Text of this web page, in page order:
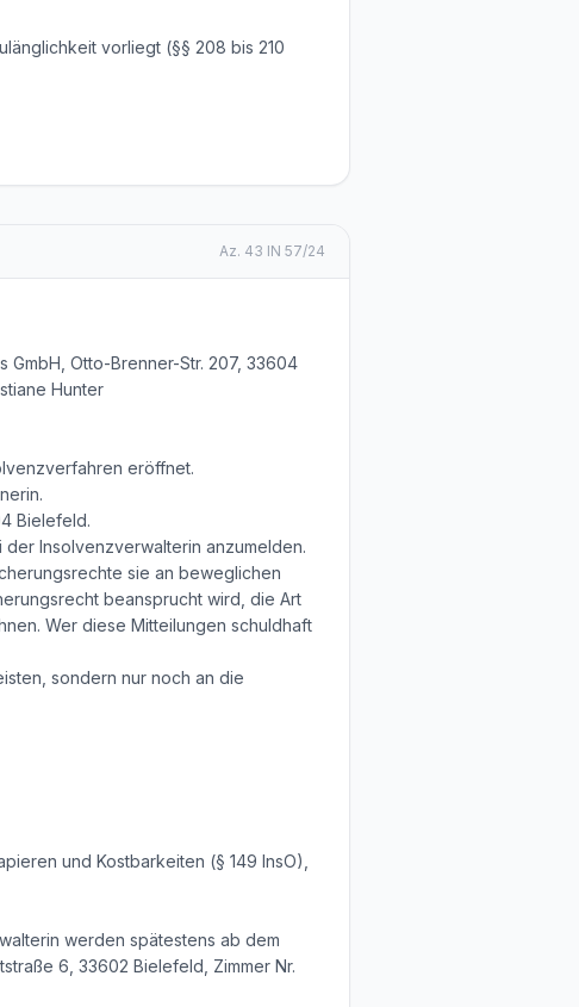
vorliegt (§§ 208 bis 210
Az. 43 IN 57/24
Otto-Brenner-Str. 207, 33604
Hunter
eröffnet.
Bielefeld.
Insolvenzverwalterin anzumelden.
sie an beweglichen
beansprucht wird, die Art
Wer diese Mitteilungen schuldhaft
sondern nur noch an die
und Kostbarkeiten (§ 149 InsO),
werden spätestens ab dem
6, 33602 Bielefeld, Zimmer Nr.